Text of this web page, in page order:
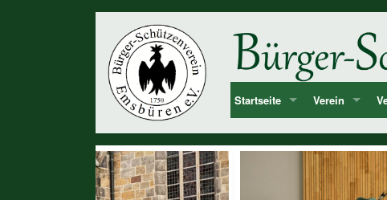
Startseite
Bekanntmachung & Termine
Verein
Vorstand
Mitglieder